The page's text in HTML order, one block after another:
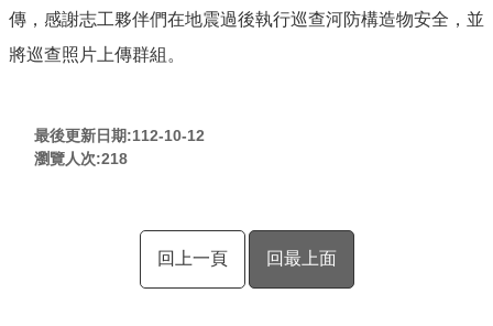
傳，感謝志工夥伴們在地震過後執行巡查河防構造物安全，並
將巡查照片上傳群組。
最後更新日期:112-10-12
瀏覽人次:218
回上一頁 回最上面